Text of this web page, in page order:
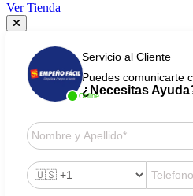
Ver Tienda
Online
Servicio al Cliente
Puedes comunicarte
¿Necesitas